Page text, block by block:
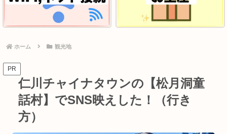
ホーム 観光地
PR
仁川チャイナタウンの【松月洞童
話村】でSNS映えした！（行き
方）